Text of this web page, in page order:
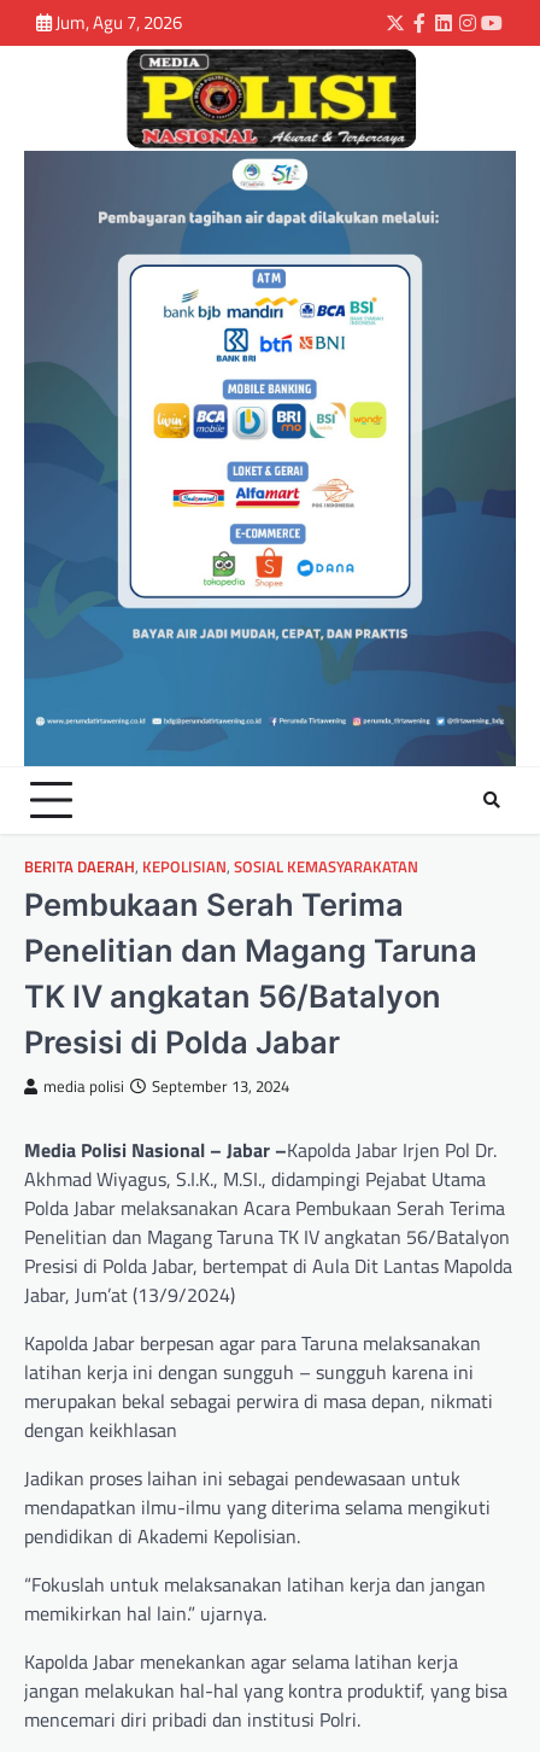
Jum, Agu 7, 2026
BERITA DAERAH, KEPOLISIAN, SOSIAL KEMASYARAKATAN
Pembukaan Serah Terima
Penelitian dan Magang Taruna
TK IV angkatan 56/Batalyon
Presisi di Polda Jabar
media polisi September 13, 2024
Media Polisi Nasional – Jabar –Kapolda Jabar Irjen Pol Dr.
Akhmad Wiyagus, S.I.K., M.SI., didampingi Pejabat Utama
Polda Jabar melaksanakan Acara Pembukaan Serah Terima
Penelitian dan Magang Taruna TK IV angkatan 56/Batalyon
Presisi di Polda Jabar, bertempat di Aula Dit Lantas Mapolda
Jabar, Jum’at (13/9/2024)
Kapolda Jabar berpesan agar para Taruna melaksanakan
latihan kerja ini dengan sungguh – sungguh karena ini
merupakan bekal sebagai perwira di masa depan, nikmati
dengan keikhlasan
Jadikan proses laihan ini sebagai pendewasaan untuk
mendapatkan ilmu-ilmu yang diterima selama mengikuti
pendidikan di Akademi Kepolisian.
“Fokuslah untuk melaksanakan latihan kerja dan jangan
memikirkan hal lain.” ujarnya.
Kapolda Jabar menekankan agar selama latihan kerja
jangan melakukan hal-hal yang kontra produktif, yang bisa
mencemari diri pribadi dan institusi Polri.